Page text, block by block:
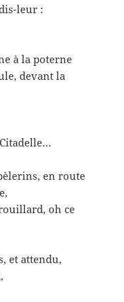
leur :
à la poterne
devant la
en route
oh ce
et attendu,